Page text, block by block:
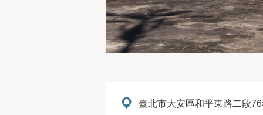
地址：臺北市大安區和平東路二段